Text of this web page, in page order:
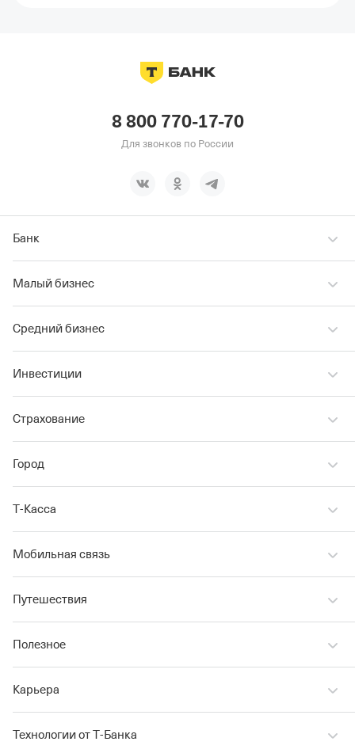
8 800 770-17-70
Для звонков по России
Банк
Малый бизнес
Средний бизнес
Инвестиции
Страхование
Город
Т‑Касса
Мобильная связь
Путешествия
Полезное
Карьера
Технологии от Т‑Банка